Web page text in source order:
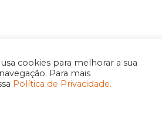
cookies para melhorar a sua
Para mais
Política de Privacidade.
do franchising, de
estruturado, fundado
trabalho. Teoricamente, as
deseja expandir seu
solidez estrutural e